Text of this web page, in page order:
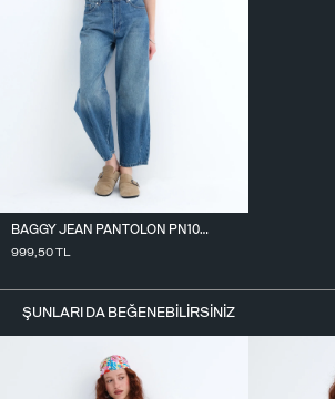
BAGGY JEAN PANTOLON PN10027
999,50TL
ŞUNLARI DA BEĞENEBILIRSINIZ